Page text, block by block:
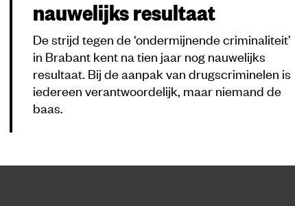
nauwelijks resultaat
De strijd tegen de ‘ondermijnende criminaliteit’
in Brabant kent na tien jaar nog nauwelijks
resultaat. Bij de aanpak van drugscriminelen is
iedereen verantwoordelijk, maar niemand de
baas.